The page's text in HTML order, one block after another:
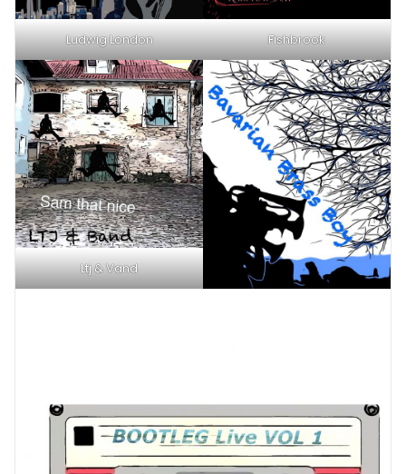
Ludwig London Fishbrook
Ltj & Vand